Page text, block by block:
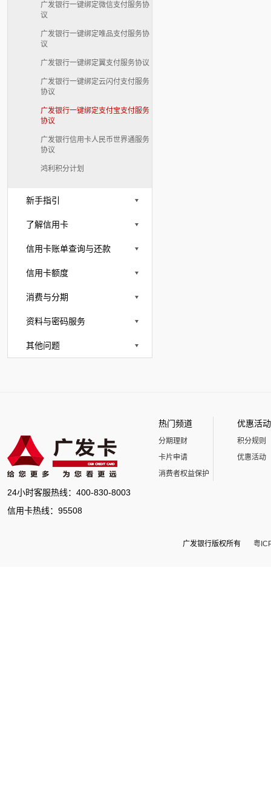
广发银行一键绑定微信支付服务协
议
广发银行一键绑定唯品支付服务协
议
广发银行一键绑定翼支付服务协议
广发银行一键绑定云闪付支付服务
协议
广发银行一键绑定支付宝支付服务
协议
广发银行信用卡人民币世界通服务
协议
鸿利积分计划
新手指引
了解信用卡
信用卡账单查询与还款
信用卡额度
消费与分期
资料与密码服务
其他问题
24小时客服热线：400-830-8003
信用卡热线：95508
热门频道
分期理财
卡片申请
消费者权益保护
优惠活动
积分规则
优惠活动
广发银行版权所有 粤